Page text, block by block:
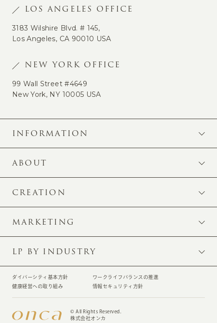
LOS ANGELES OFFICE
3183 Wilshire Blvd. # 145,
Los Angeles, CA 90010 USA
NEW YORK OFFICE
99 Wall Street #4649
New York, NY 10005 USA
INFORMATION
ABOUT
CREATION
MARKETING
LP BY INDUSTRY
ダイバーシティ基本方針
ワークライフバランスの推進
健康経営への取り組み
情報セキュリティ方針
© All Rights Reserved.
株式会社オンカ